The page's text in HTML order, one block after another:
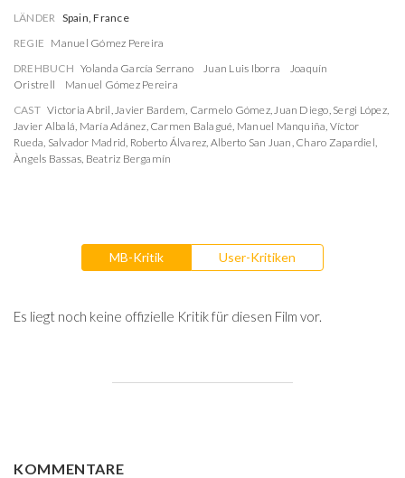
LÄNDER Spain, France
REGIE Manuel Gómez Pereira
DREHBUCH Yolanda García Serrano Juan Luis Iborra
Joaquín
Oristrell
Manuel Gómez Pereira
CAST Victoria Abril,Javier Bardem, Carmelo Gómez,Juan Diego, Sergi López,
Javier Albalá, María Adánez, Carmen Balagué, Manuel Manquiña, Víctor
Rueda, Salvador Madrid, Roberto Álvarez, Alberto San Juan, Charo Zapardiel,
Àngels Bassas, Beatriz Bergamín
MB-Kritik User-Kritiken
Es liegt noch keine offizielle Kritik für diesen Film vor.
KOMMENTARE